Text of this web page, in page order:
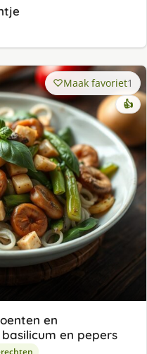
Maak favoriet1
👍
en
en pepers